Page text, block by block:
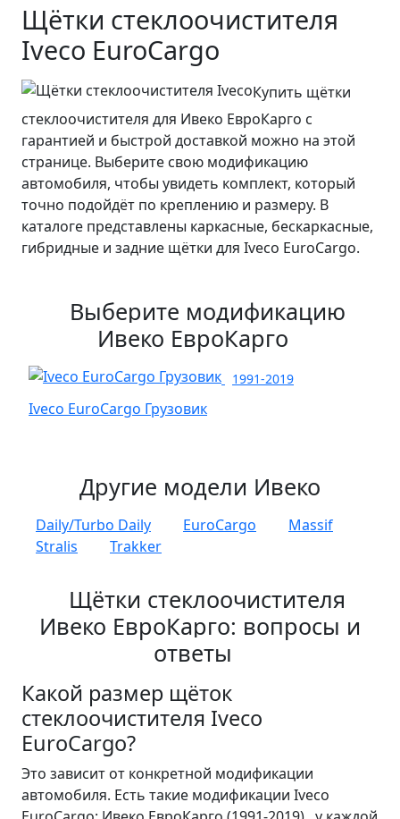
Щётки стеклоочистителя
Iveco EuroCargo
Купить щётки
стеклоочистителя для Ивеко ЕвроКарго с
гарантией и быстрой доставкой можно на этой
странице. Выберите свою модификацию
автомобиля, чтобы увидеть комплект, который
точно подойдёт по креплению и размеру. В
каталоге представлены каркасные, бескаркасные,
гибридные и задние щётки для Iveco EuroCargo.
Выберите модификацию
Ивеко ЕвроКарго
1991-2019
Iveco EuroCargo Грузовик
Другие модели Ивеко
Daily/Turbo Daily EuroCargo
Massif
Stralis
Trakker
Щётки стеклоочистителя
Ивеко ЕвроКарго: вопросы и
ответы
Какой размер щёток
стеклоочистителя Iveco
EuroCargo?
Это зависит от конкретной модификации
автомобиля. Есть такие модификации Iveco